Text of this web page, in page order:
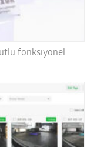
fonksiyonel